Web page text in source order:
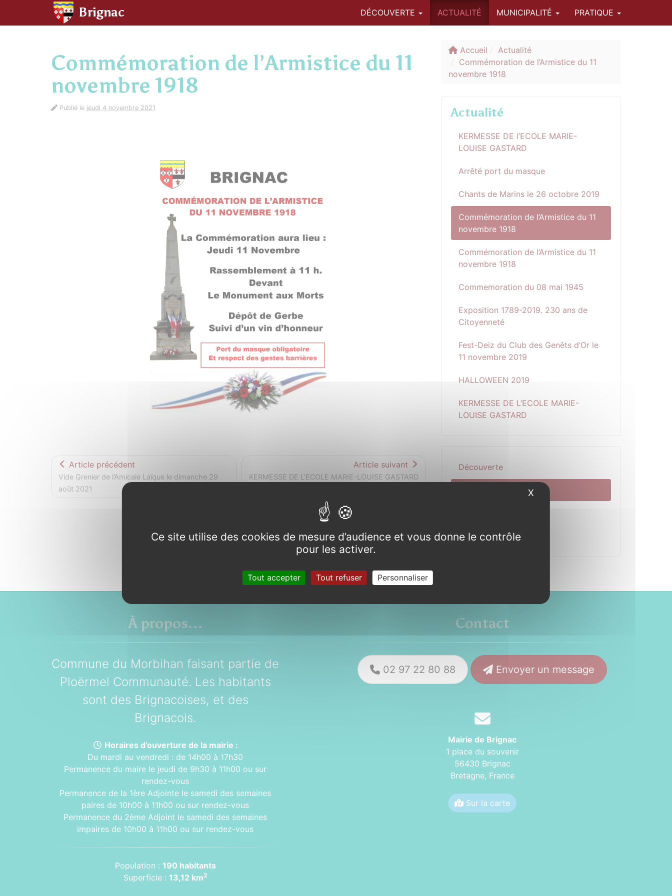
Brignac DÉCOUVERTE ACTUALITÉ MUNICIPALITÉ PRATIQUE
Commémoration de l’Armistice du 11
novembre 1918
Publié le jeudi 4 novembre 2021
Article précédent
Vide Grenier de l’Amicale Laïque le dimanche 29
août 2021
Article suivant
KERMESSE DE L’ECOLE MARIE-LOUISE GASTARD
Accueil
Actualité
Commémoration de l’Armistice du 11
novembre 1918
Actualité
KERMESSE DE l’ECOLE MARIE-
LOUISE GASTARD
Arrêté port du masque
Chants de Marins le 26 octobre 2019
Commémoration de l’Armistice du 11
novembre 1918
Commémoration de l’Armistice du 11
novembre 1918
Commemoration du 08 mai 1945
Exposition 1789-2019. 230 ans de
Citoyenneté
Fest-Deiz du Club des Genêts d’Or le
11 novembre 2019
HALLOWEEN 2019
KERMESSE DE L’ECOLE MARIE-
LOUISE GASTARD
Découverte
Pratique
À propos...
Commune du Morbihan faisant partie de
Ploërmel Communauté. Les habitants
sont des Brignacoises, et des
Brignacois.
Horaires d’ouverture de la mairie :
Du mardi au vendredi : de 14h00 à 17h30
Permanence du maire le jeudi de 9h30 à 11h00 ou sur
rendez-vous
Permanence de la 1ère Adjointe le samedi des semaines
paires de 10h00 à 11h00 ou sur rendez-vous
Permanence du 2ème Adjoint le samedi des semaines
impaires de 10h00 à 11h00 ou sur rendez-vous
Population : 190 habitants
Superficie : 13,12 km2
Contact
02 97 22 80 88 Envoyer un message
Mairie de Brignac
1 place du souvenir
56430 Brignac
Bretagne, France
Sur la carte
Panneau de gestion des cookies
Ce site utilise des cookies de mesure d’audience et vous donne le contrôle
pour les activer.
Tout accepter Tout refuser Personnaliser
X Masquer le bandeau des cookies